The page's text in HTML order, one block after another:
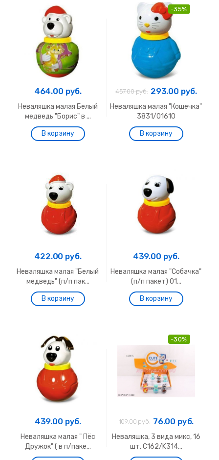
464.00 руб.
Неваляшка малая Белый
медведь "Борис" в ...
-35%
457.00 руб. 293.00 руб.
Неваляшка малая "Кошечка"
3831/01610
422.00 руб.
Неваляшка малая "Белый
медведь" (п/п пак...
439.00 руб.
Неваляшка малая "Собачка"
(п/п пакет) 01...
439.00 руб.
Неваляшка малая " Пёс
Дружок" ( в п/паке...
-30%
109.00 руб. 76.00 руб.
Неваляшка, 3 вида микс, 16
шт. С162/K314...